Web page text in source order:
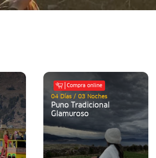
Compra online
04 Días / 03 Noches
Puno Tradicional
Glamuroso